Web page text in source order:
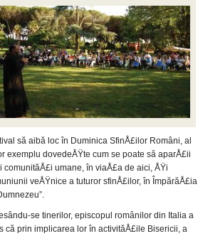
să aibă loc în Duminica SfinÅ£ilor Români, al
exemplu dovedeÅŸte cum se poate să aparÅ£ii
comunităÅ£i umane, în viaÅ£a de aici, ÅŸi
veÅŸnice a tuturor sfinÅ£ilor, în ÎmpărăÅ£ia
se tinerilor, episcopul românilor din Italia a
că prin implicarea lor în activităÅ£ile Bisericii, a